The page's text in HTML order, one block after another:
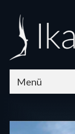
Menü